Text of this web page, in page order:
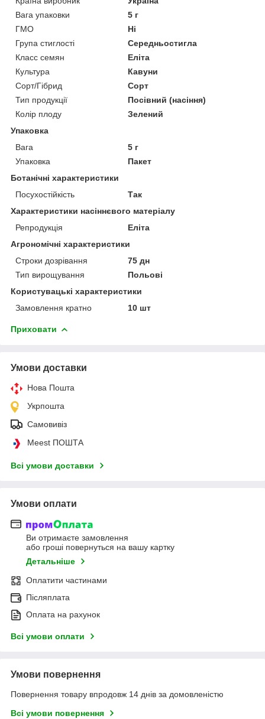
Вага упаковки
5 г
ГМО
Ні
Група стиглості
Середньостигла
Класс семян
Еліта
Культура
Кавуни
Сорт/Гібрид
Сорт
Тип продукції
Посівний (насіння)
Колір плоду
Зелений
Упаковка
Вага
5 г
Упаковка
Пакет
Ботанічні характеристики
Посухостійкість
Так
Характеристики насіннєвого матеріалу
Репродукція
Еліта
Агрономічні характеристики
Строки дозрівання
75 дн
Тип вирощування
Польові
Користувацькі характеристики
Замовлення кратно
10 шт
Приховати
Умови доставки
Нова Пошта
Укрпошта
Самовивіз
Meest ПОШТА
Всі умови доставки
Умови оплати
Ви отримаєте замовлення
або гроші повернуться на вашу картку
Детальніше
Оплатити частинами
Післяплата
Оплата на рахунок
Всі умови оплати
Умови повернення
Повернення товару впродовж 14 днів за домовленістю
Всі умови повернення